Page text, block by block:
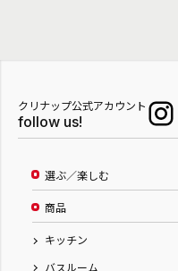
クリナップ公式アカウント
follow us!
選ぶ／楽しむ
商品
キッチン
バスルーム